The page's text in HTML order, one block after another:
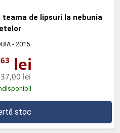
teama de lipsuri la nebunia
- 2015
lei
37,00 lei
stoc